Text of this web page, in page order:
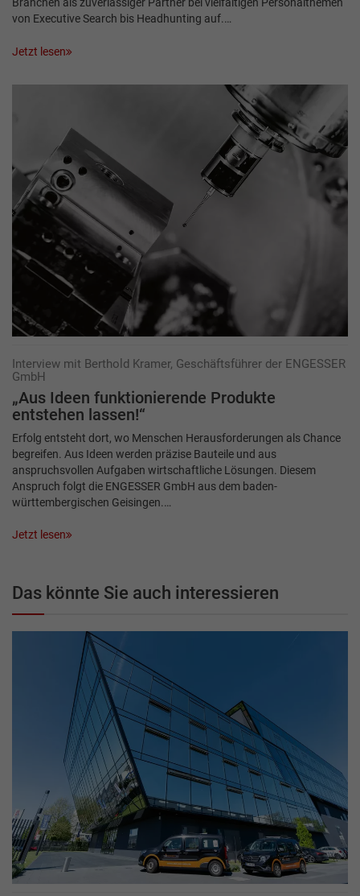
Branchen als zuverlässiger Partner bei vielfältigen Personalthemen
von Executive Search bis Headhunting auf.…
Jetzt lesen
Interview mit Berthold Kramer, Geschäftsführer der ENGESSER
GmbH
„Aus Ideen funktionierende Produkte
entstehen lassen!“
Erfolg entsteht dort, wo Menschen Herausforderungen als Chance
begreifen. Aus Ideen werden präzise Bauteile und aus
anspruchsvollen Aufgaben wirtschaftliche Lösungen. Diesem
Anspruch folgt die ENGESSER GmbH aus dem baden-
württembergischen Geisingen.…
Jetzt lesen
Das könnte Sie auch interessieren